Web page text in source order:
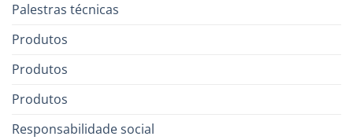
Palestras técnicas
Produtos
Produtos
Produtos
Responsabilidade social